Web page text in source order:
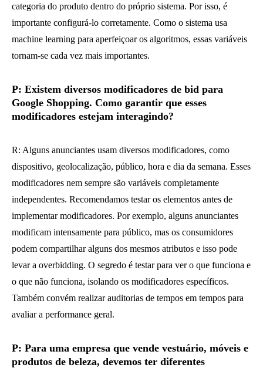
categoria do produto dentro do próprio sistema. Por isso, é
importante configurá-lo corretamente. Como o sistema usa
machine learning para aperfeiçoar os algoritmos, essas variáveis
tornam-se cada vez mais importantes.
P: Existem diversos modificadores de bid para
Google Shopping. Como garantir que esses
modificadores estejam interagindo?
R: Alguns anunciantes usam diversos modificadores, como
dispositivo, geolocalização, público, hora e dia da semana. Esses
modificadores nem sempre são variáveis completamente
independentes. Recomendamos testar os elementos antes de
implementar modificadores. Por exemplo, alguns anunciantes
modificam intensamente para público, mas os consumidores
podem compartilhar alguns dos mesmos atributos e isso pode
levar a overbidding. O segredo é testar para ver o que funciona e
o que não funciona, isolando os modificadores específicos.
Também convém realizar auditorias de tempos em tempos para
avaliar a performance geral.
P: Para uma empresa que vende vestuário, móveis e
produtos de beleza, devemos ter diferentes